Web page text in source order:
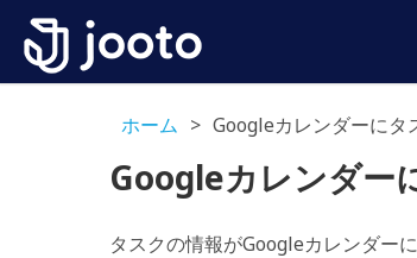
ホーム > Googleカレンダーにタ
Googleカレンダー
タスクの情報がGoogleカレンダー